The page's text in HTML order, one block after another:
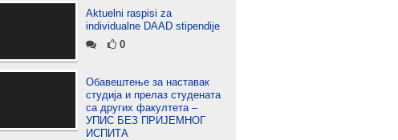
Aktuelni raspisi za
individualne DAAD stipendije
0
Обавештење за наставак
студија и прелаз студената
са других факултета –
УПИС БЕЗ ПРИЈЕМНОГ
ИСПИТА